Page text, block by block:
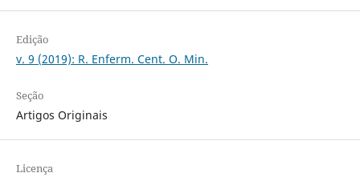
Edição
v. 9 (2019): R. Enferm. Cent. O. Min.
Seção
Artigos Originais
Licença